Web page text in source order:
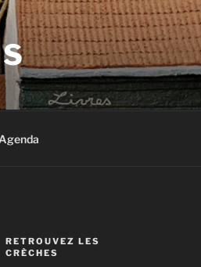
Agenda
RETROUVEZ LES
CRÈCHES